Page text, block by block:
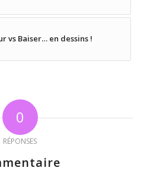
vs Baiser… en dessins !
0
RÉPONSES